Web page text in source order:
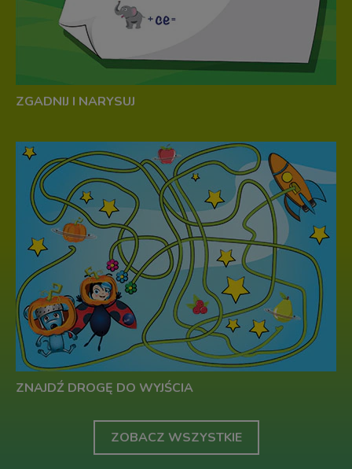
ZGADNIJ I NARYSUJ
ZNAJDŹ DROGĘ DO WYJŚCIA
ZOBACZ WSZYSTKIE